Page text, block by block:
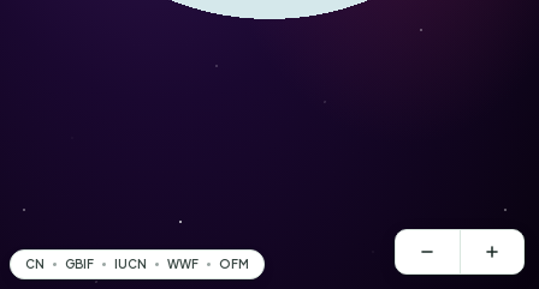
CN GBIF IUCN WWF OFM